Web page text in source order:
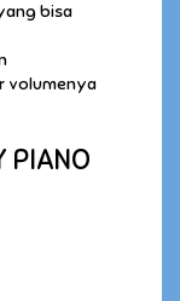
bisa
volumenya
PIANO